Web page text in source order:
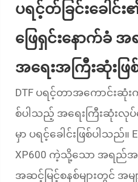
ပရင့်တ်ခြင်းခေါ
ဖြေရှင်းနောက်
အရေးအကြီးဆုံးဖ
DTF ပရင့်တာအကောင်းဆုံး
စ်ပါသည့် အရေးကြီးဆုံးလုပ်
မှာ ပရင့်ခေါင်းဖြစ်ပါသည်
XP600 ကဲ့သို့သော အရည်အသွ
အဆင့်မြင့်စနစ်များတွင် အမ